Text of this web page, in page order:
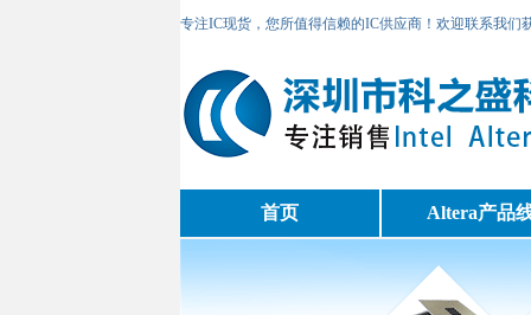
专注IC现货，您所值得信赖的IC供应商！欢迎联系我们
首页 Altera产品